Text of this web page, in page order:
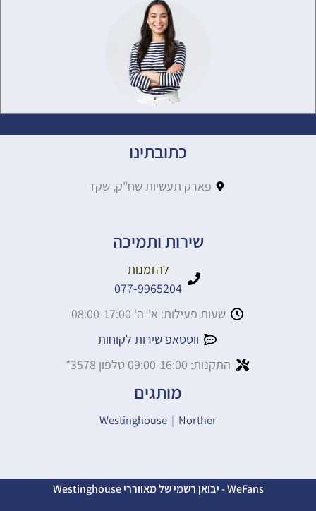
כתובתינו
פארק תעשיות שח"ק, שקד
שירות ותמיכה
להזמנות
077-9965204
שעות פעילות: א'-ה' 08:00-17:00
ווטסאפ שירות לקוחות
התקנות: 09:00-16:00 טלפון 3578*
מותגים
Westinghouse | Norther
WeFans - יבואן רשמי של מאווררי Westinghouse